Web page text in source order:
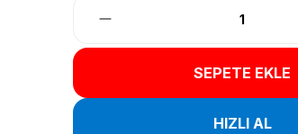
SEPETE EKLE
HIZLI AL